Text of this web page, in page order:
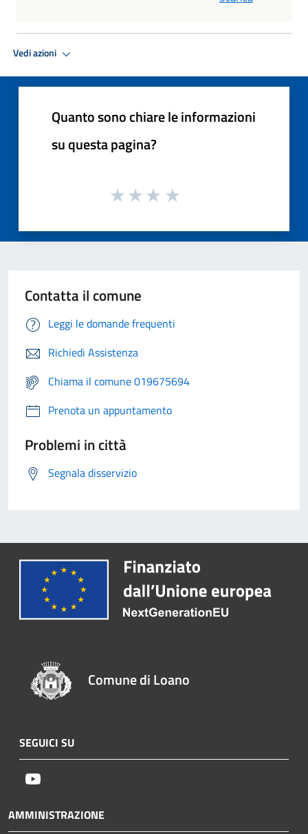
Vedi azioni
Quanto sono chiare le informazioni
su questa pagina?
Contatta il comune
Leggi le domande frequenti
Richiedi Assistenza
Chiama il comune 019675694
Prenota un appuntamento
Problemi in città
Segnala disservizio
Comune di Loano
SEGUICI SU
AMMINISTRAZIONE